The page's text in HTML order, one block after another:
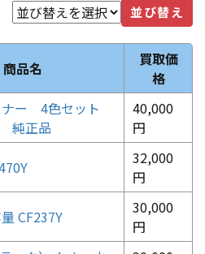
並び替え
商品名
買取価
格
ー 4色セット
純正品
40,000
円
32,000
円
CF237Y
30,000
円